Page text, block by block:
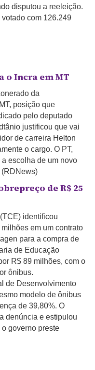
disputou a reeleição.
com 126.249
o Incra em MT
da
posição que
pelo deputado
justificou que vai
de carreira Helton
o cargo. O PT,
escolha de um novo
(RDNews)
de R$ 25
identificou
em um contrato
para a compra de
de Educação
R$ 89 milhões, com o
ônibus.
de Desenvolvimento
modelo de ônibus
de 39,80%. O
denúncia e estipulou
governo preste